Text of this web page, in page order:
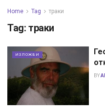
Home Tag траки
Tag: траки
ИЗЛОЖБИ
BY